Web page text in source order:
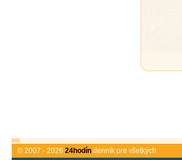
© 2007 - 2026 24hodín denník pre všetkých